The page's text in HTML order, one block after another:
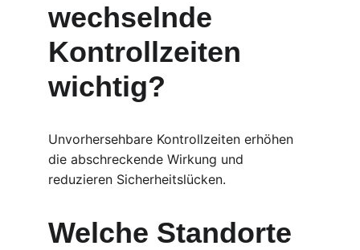
wechselnde
Kontrollzeiten
wichtig?
Unvorhersehbare Kontrollzeiten erhöhen
die abschreckende Wirkung und
reduzieren Sicherheitslücken.
Welche Standorte